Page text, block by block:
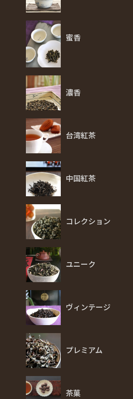
蜜香
濃香
台湾紅茶
中国紅茶
コレクション
ユニーク
ヴィンテージ
プレミアム
茶菓